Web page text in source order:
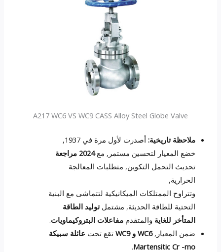
A217 WC6 VS WC9 CASS Alloy Steel Globe Valve
ملاحظة تاريخية:
أصدرت لأول مرة في 1937,
خضع المعيار لتحسين مستمر, مع2024 مراجعة
تحديث التحمل التكوين, متطلبات المعالجة
الحرارية,
وتتراوح الممتلكات الميكانيكية لتتماشى مع البنية
التحتية للطاقة الحديثة, مشتملتوليد الطاقة
المتأخر للغاية والمتقدم مفاعلات البتروكيماويات.
ضمن المعيار,WC6 و WC9 تقع تحت عائلة سبيكة
Martensitic Cr -mo
.